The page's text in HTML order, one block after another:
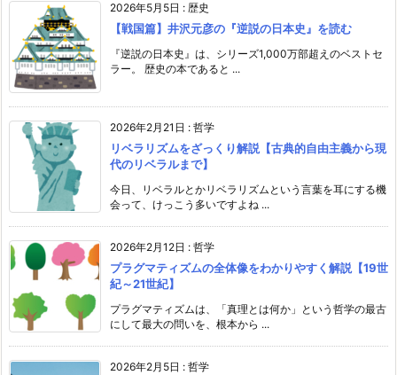
2026年5月5日 : 歴史
【戦国篇】井沢元彦の『逆説の日本史』を読む
『逆説の日本史』は、シリーズ1,000万部超えのベストセ
ラー。 歴史の本であると ...
2026年2月21日 : 哲学
リベラリズムをざっくり解説【古典的自由主義から現
代のリベラルまで】
今日、リベラルとかリベラリズムという言葉を耳にする機
会って、けっこう多いですよね ...
2026年2月12日 : 哲学
プラグマティズムの全体像をわかりやすく解説【19世
紀～21世紀】
プラグマティズムは、「真理とは何か」という哲学の最古
にして最大の問いを、根本から ...
2026年2月5日 : 哲学